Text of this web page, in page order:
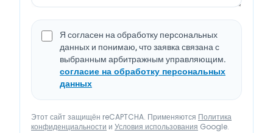
Я согласен на обработку персональных
данных и понимаю, что заявка связана с
выбранным арбитражным управляющим.
согласие на обработку персональных
данных
Этот сайт защищён reCAPTCHA. Применяются Политика
конфиденциальности и Условия использования Google.